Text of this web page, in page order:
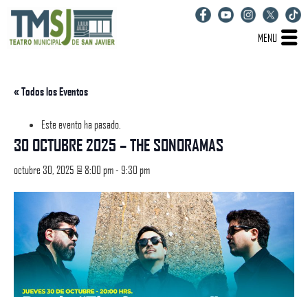
MENU
« Todos los Eventos
Este evento ha pasado.
30 OCTUBRE 2025 – THE SONORAMAS
octubre 30, 2025 @ 8:00 pm- 9:30 pm